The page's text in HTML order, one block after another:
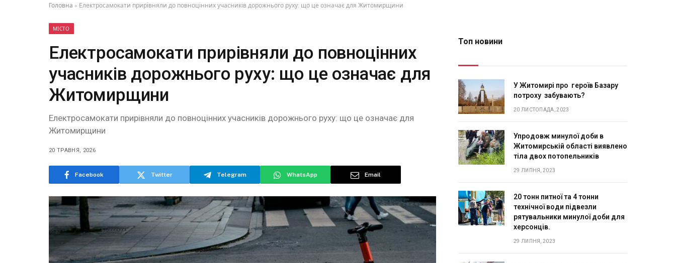
Головна » Електросамокати прирівняли до повноцінних учасників дорожнього руху: що це означає для Житомирщини
МІСТО
Електросамокати прирівняли до повноцінних
учасників дорожнього руху: що це означає для
Житомирщини
Електросамокати прирівняли до повноцінних учасників дорожнього руху: що це означає для
Житомирщини
20 ТРАВНЯ, 2026
Facebook Twitter Telegram WhatsApp Email
Топ новини
У Житомирі про героїв Базару
потроху забувають?
20 ЛИСТОПАДА, 2023
Упродовж минулої доби в
Житомирській області виявлено
тіла двох потопельників
29 ЛИПНЯ, 2023
20 тонн питної та 4 тонни
технічної води підвезли
рятувальники минулої доби для
херсонців.
29 ЛИПНЯ, 2023